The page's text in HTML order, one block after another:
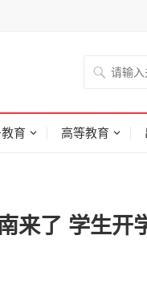
育 高等教育
来了 学生开